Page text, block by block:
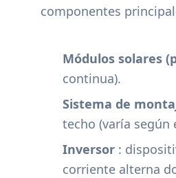
componentes
Módulos solares
continua).
Sistema de
techo (varía según
Inversor :
corriente alterna